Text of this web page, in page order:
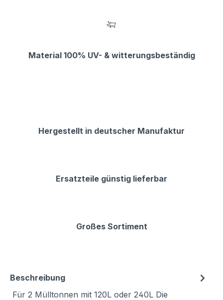
Material 100% UV- & witterungsbeständig
Hergestellt in deutscher Manufaktur
Ersatzteile günstig lieferbar
Großes Sortiment
Beschreibung
Für 2 Mülltonnen mit 120L oder 240L Die